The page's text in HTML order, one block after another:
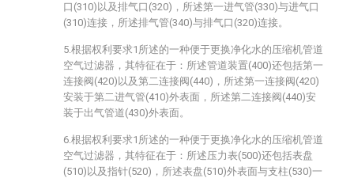
口(310)以及排气口(320)，所述第一进气管(330)与进气口
(310)连接，所述排气管(340)与排气口(320)连接。
5.根据权利要求1所述的一种便于更换净化水的压缩机管道
空气过滤器，其特征在于：所述管道装置(400)还包括第一
连接阀(420)以及第二连接阀(440)，所述第一连接阀(420)
安装于第二进气管(410)外表面，所述第二连接阀(440)安
装于出气管道(430)外表面。
6.根据权利要求1所述的一种便于更换净化水的压缩机管道
空气过滤器，其特征在于：所述压力表(500)还包括表盘
(510)以及指针(520)，所述表盘(510)外表面与支柱(530)一